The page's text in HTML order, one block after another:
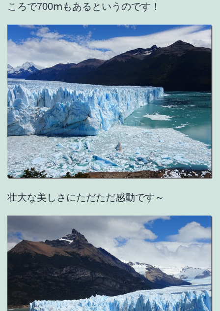
ころで700ⅿもあるというのです！
壮大な美しさにただただ感動です～